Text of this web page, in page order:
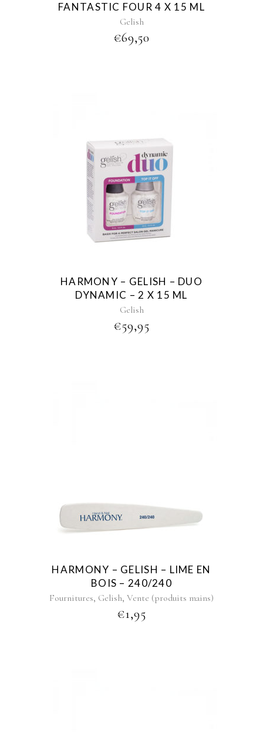
FANTASTIC FOUR 4 X 15 ML
Gelish
€69,50
HARMONY – GELISH – DUO
DYNAMIC – 2 X 15 ML
Gelish
€59,95
HARMONY – GELISH – LIME EN
BOIS – 240/240
Fournitures, Gelish, Vente (produits mains)
€1,95